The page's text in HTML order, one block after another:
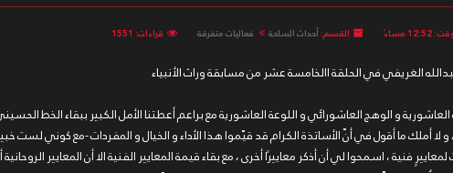
12:52 مساءً القسم: أحداث الساحة فعاليات متفرقة قراءات: 1551
الغريفي في الحلقة االخامسة عشر من مسابقة وراث الأنبياء
و الوهج العاشورائي و اللوعة العاشورية مع براعم أعطتنا الأمل الكبير ببقاء الخط
أملك ما أقول في أنّ الأساتذة الكرام قد قيّموا هذا الأداء و الخيال و المفردات -مع كوني لست
فنية ، اسمحوا لي أن أذكر معاييرًا أخرى ، مع بقاء قيمة المعايير الفنية الا أن المعايير